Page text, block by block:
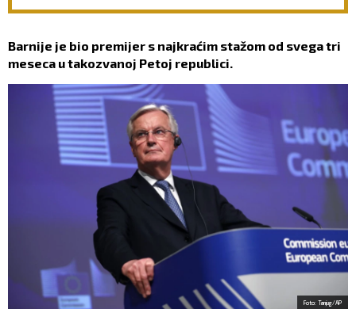
Barnije je bio premijer s najkraćim stažom od svega tri
meseca u takozvanoj Petoj republici.
Foto: Tanjug/AP